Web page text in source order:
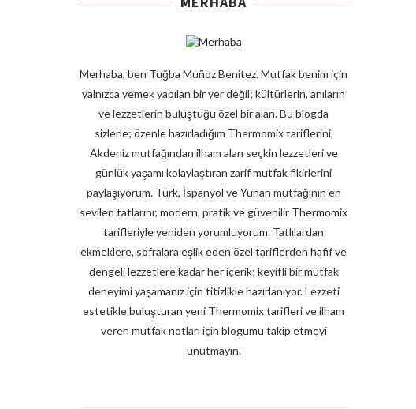
Merhaba, ben Tuğba Muñoz Benitez. Mutfak benim için
yalnızca yemek yapılan bir yer değil; kültürlerin, anıların
ve lezzetlerin buluştuğu özel bir alan. Bu blogda
sizlerle; özenle hazırladığım Thermomix tariflerini,
Akdeniz mutfağından ilham alan seçkin lezzetleri ve
günlük yaşamı kolaylaştıran zarif mutfak fikirlerini
paylaşıyorum. Türk, İspanyol ve Yunan mutfağının en
sevilen tatlarını; modern, pratik ve güvenilir Thermomix
tarifleriyle yeniden yorumluyorum. Tatlılardan
ekmeklere, sofralara eşlik eden özel tariflerden hafif ve
dengeli lezzetlere kadar her içerik; keyifli bir mutfak
deneyimi yaşamanız için titizlikle hazırlanıyor. Lezzeti
estetikle buluşturan yeni Thermomix tarifleri ve ilham
veren mutfak notları için blogumu takip etmeyi
unutmayın.